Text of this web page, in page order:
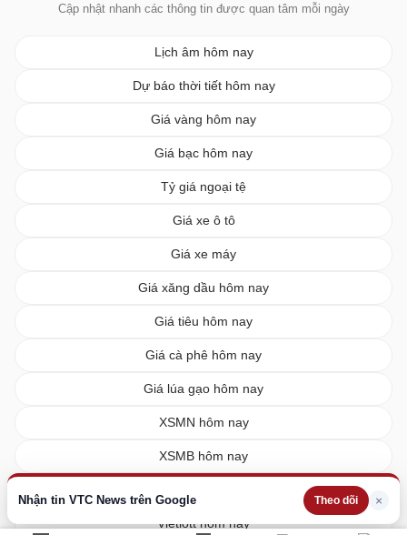
Nhận tin VTC News trên Google Theo dõi ×
Cập nhật nhanh các thông tin được quan tâm mỗi ngày
Lịch âm hôm nay
Dự báo thời tiết hôm nay
Giá vàng hôm nay
Giá bạc hôm nay
Tỷ giá ngoại tệ
Giá xe ô tô
Giá xe máy
Giá xăng dầu hôm nay
Giá tiêu hôm nay
Giá cà phê hôm nay
Giá lúa gạo hôm nay
XSMN hôm nay
XSMB hôm nay
Vietlott hôm nay